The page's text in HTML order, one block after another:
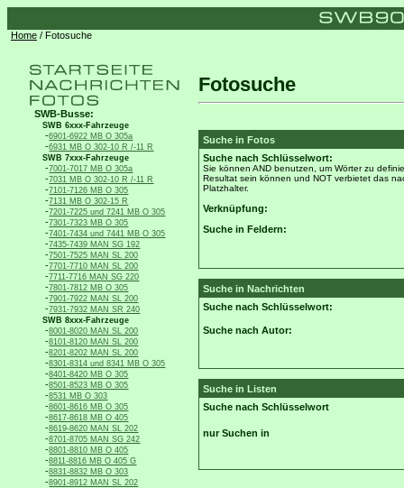
Home / Fotosuche
SWB-Busse:
SWB 6xxx-Fahrzeuge
-6901-6922 MB O 305a
-6931 MB O 302-10 R /-11 R
SWB 7xxx-Fahrzeuge
-7001-7017 MB O 305a
-7031 MB O 302-10 R /-11 R
-7101-7126 MB O 305
-7131 MB O 302-15 R
-7201-7225 und 7241 MB O 305
-7301-7323 MB O 305
-7401-7434 und 7441 MB O 305
-7435-7439 MAN SG 192
-7501-7525 MAN SL 200
-7701-7710 MAN SL 200
-7711-7716 MAN SG 220
-7801-7812 MB O 305
-7901-7922 MAN SL 200
-7931-7932 MAN SR 240
SWB 8xxx-Fahrzeuge
-8001-8020 MAN SL 200
-8101-8120 MAN SL 200
-8201-8202 MAN SL 200
-8301-8314 und 8341 MB O 305
-8401-8420 MB O 305
-8501-8523 MB O 305
-8531 MB O 303
-8601-8616 MB O 305
-8617-8618 MB O 405
-8619-8620 MAN SL 202
-8701-8705 MAN SG 242
-8801-8810 MB O 405
-8811-8816 MB O 405 G
-8831-8832 MB O 303
-8901-8912 MAN SL 202
Fotosuche
Suche in Fotos
Suche nach Schlüsselwort:
Sie können AND benutzen, um Wörter zu
Resultat sein können und NOT verbietet das
Platzhalter.
Verknüpfung:
Suche in Feldern:
Suche in Nachrichten
Suche nach Schlüsselwort:
Suche nach Autor:
Suche in Listen
Suche nach Schlüsselwort
nur Suchen in